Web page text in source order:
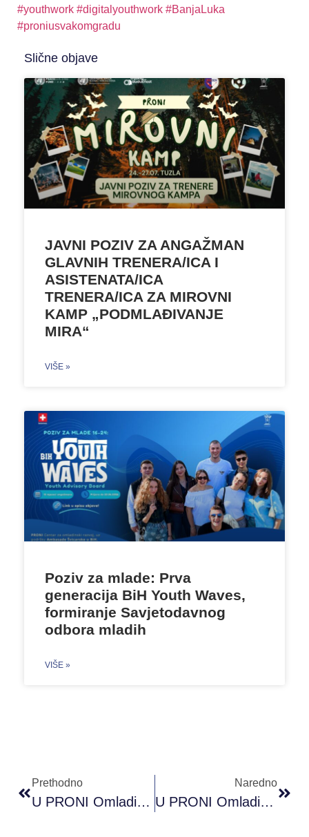
#youthwork #digitalyouthwork #BanjaLuka
#proniusvakomgradu
Slične objave
JAVNI POZIV ZA ANGAŽMAN
GLAVNIH TRENERA/ICA I
ASISTENATA/ICA
TRENERA/ICA ZA MIROVNI
KAMP „PODMLAĐIVANJE
MIRA“
VIŠE »
Poziv za mlade: Prva
generacija BiH Youth Waves,
formiranje Savjetodavnog
odbora mladih
VIŠE »
Prethodno
U PRONI Omladinskom Klubu Kalesija Održana Radionica O Omladinskom Aktivizmu I Politikama
Naredno
U PRONI Omladinskom Klubu Cazin Održana Radionica ”Be Yourself”